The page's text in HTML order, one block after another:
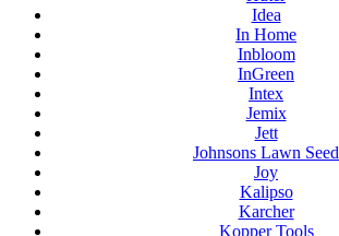
Idea
In Home
Inbloom
InGreen
Intex
Jemix
Jett
Johnsons Lawn Seed
Joy
Kalipso
Karcher
Kopper Tools